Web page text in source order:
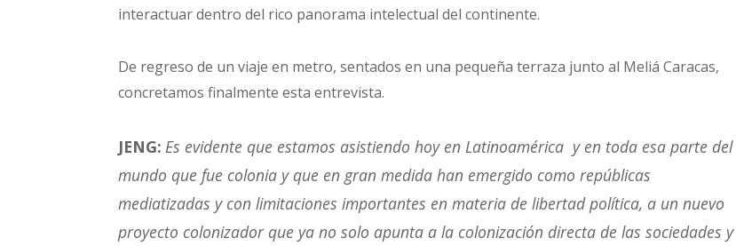
interactuar dentro del rico panorama intelectual del continente.
De regreso de un viaje en metro, sentados en una pequeña terraza junto al Meliá Caracas,
concretamos finalmente esta entrevista.
JENG: Es evidente que estamos asistiendo hoy en Latinoamérica y en toda esa parte del
mundo que fue colonia y que en gran medida han emergido como repúblicas
mediatizadas y con limitaciones importantes en materia de libertad política, a un nuevo
proyecto colonizador que ya no solo apunta a la colonización directa de las sociedades y